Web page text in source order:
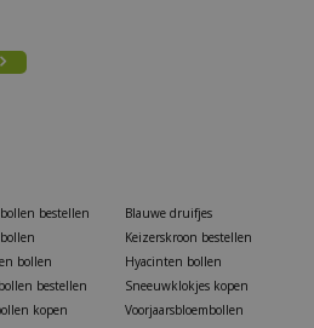
bestellen
bollen
bestellen
kopen
Blauwe druifjes
Keizerskroon bestellen
Hyacinten bollen
Sneeuwklokjes kopen
Voorjaarsbloembollen